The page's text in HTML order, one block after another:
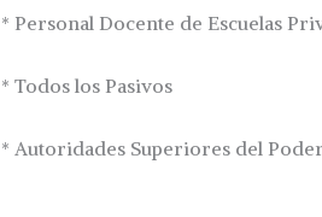
* Personal Docente de Escuelas
* Todos los Pasivos
* Autoridades Superiores del